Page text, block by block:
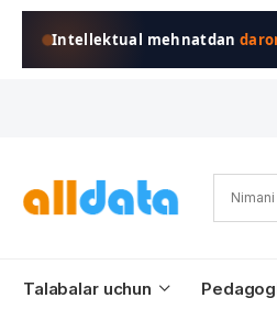
Intellektual mehnatdan
Talabalar uchun